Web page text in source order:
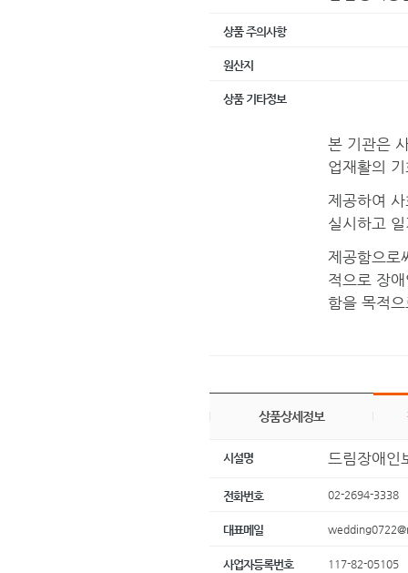
상품 주의사항
원산지
상품 기타정보
본 기관은
업재활의
제공하여
실시하고
제공함으로
적으로 장
함을 목적
상품상세정보
시설명 드림장애
전화번호 02-2694-3338
대표메일
사업자등록번호 117-82-05105